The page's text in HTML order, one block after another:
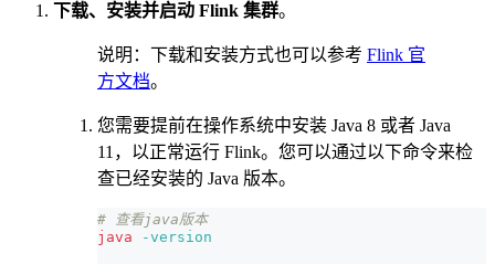
下载、安装并启动 Flink 集群。
说明：下载和安装方式也可以参考 Flink 官
方文档。
您需要提前在操作系统中安装 Java 8 或者 Java
11，以正常运行 Flink。您可以通过以下命令来检
查已经安装的 Java 版本。
# 查看java版本
java
-version